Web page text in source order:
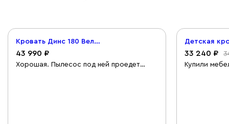
Кровать Динс 180 Велюр Светло-бежевый
43 990
Хорошая. Пылесос под ней проедет
33 240
Купили